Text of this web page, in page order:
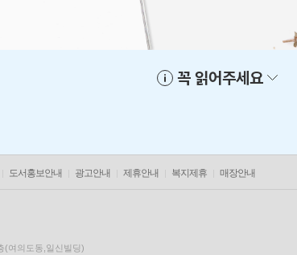
꼭 읽어주세요
도서홍보안내 광고안내 제휴안내 복지제휴 매장안내
(여의도동,일신빌딩)